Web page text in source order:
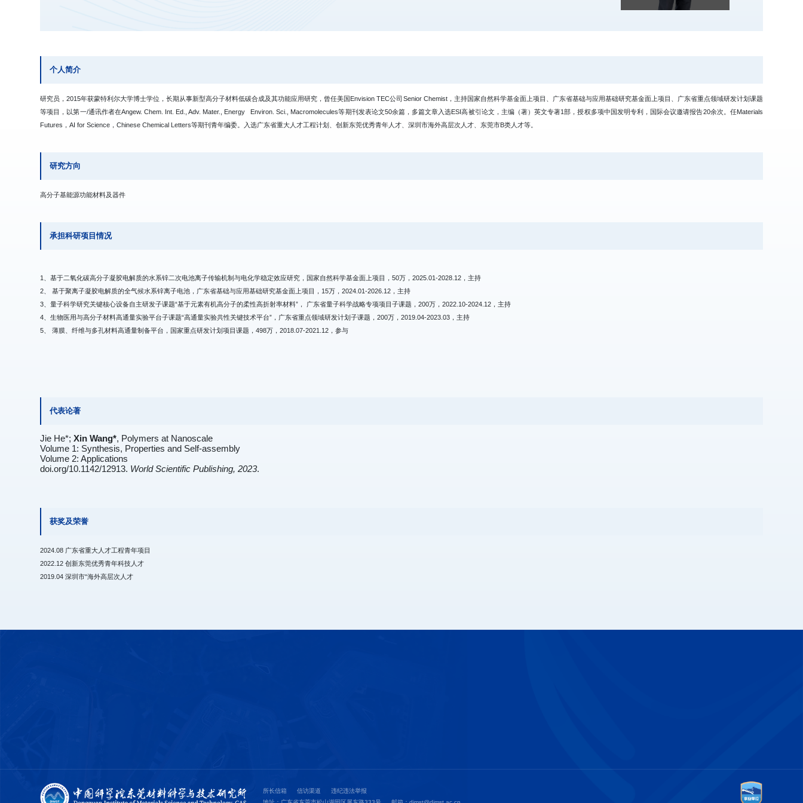
个人简介
研究员，2015年获蒙特利尔大学博士学位，长期从事新型高分子材料低碳合成及其功能应用研究，曾任美国Envision TEC公司Senior Chemist，主持国家自然科学基金面上项目、广东省基础与应用基础研究基金面上项目、广东省重点领域研发计划课题
等项目，以第一/通讯作者在Angew. Chem. Int. Ed., Adv. Mater., Energy Environ. Sci., Macromolecules等期刊发表论文50余篇，多篇文章入选ESI高被引论文，主编（著）英文专著1部，授权多项中国发明专利，国际会议邀请报告20余次。任Materials
Futures，AI for Science，Chinese Chemical Letters等期刊青年编委。入选广东省重大人才工程计划、创新东莞优秀青年人才、深圳市海外高层次人才、东莞市B类人才等。
研究方向
高分子基能源功能材料及器件
承担科研项目情况
1、基于二氧化碳高分子凝胶电解质的水系锌二次电池离子传输机制与电化学稳定效应研究，国家自然科学基金面上项目，50万，2025.01-2028.12，主持
2、 基于聚离子凝胶电解质的全气候水系锌离子电池，广东省基础与应用基础研究基金面上项目，15万，2024.01-2026.12，主持
3、量子科学研究关键核心设备自主研发子课题“基于元素有机高分子的柔性高折射率材料”， 广东省量子科学战略专项项目子课题，200万，2022.10-2024.12，主持
4、生物医用与高分子材料高通量实验平台子课题“高通量实验共性关键技术平台”，广东省重点领域研发计划子课题，200万，2019.04-2023.03，主持
5、 薄膜、纤维与多孔材料高通量制备平台，国家重点研发计划项目课题，498万，2018.07-2021.12，参与
代表论著
Jie He*;Xin Wang*, Polymers at Nanoscale
Volume 1: Synthesis, Properties and Self-assembly
Volume 2: Applications
doi.org/10.1142/12913. World Scientific Publishing, 2023.
获奖及荣誉
2024.08 广东省重大人才工程青年项目
2022.12 创新东莞优秀青年科技人才
2019.04 深圳市“海外高层次人才
所长信箱 信访渠道
违纪违法举报